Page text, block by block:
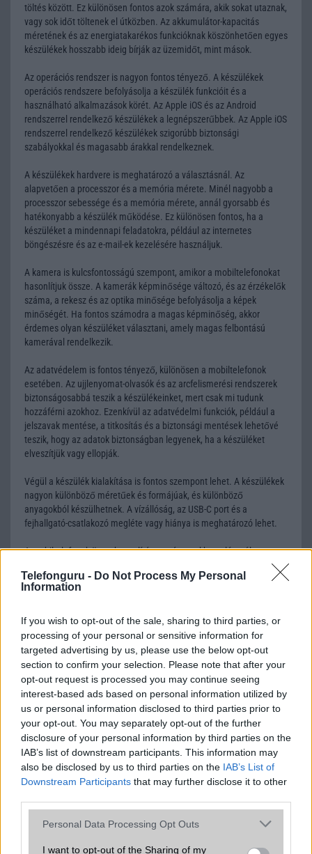
Telefonguru - Do Not Process My Personal
Information
If you wish to opt-out of the sale, sharing to third parties, or
processing of your personal or sensitive information for
targeted advertising by us, please use the below opt-out
section to confirm your selection. Please note that after your
opt-out request is processed you may continue seeing
interest-based ads based on personal information utilized by
us or personal information disclosed to third parties prior to
your opt-out. You may separately opt-out of the further
disclosure of your personal information by third parties on the
IAB’s list of downstream participants. This information may
also be disclosed by us to third parties on the IAB’s List of
Downstream Participants that may further disclose it to other
Please note that this website/app uses one or more Google
not limited to your visit or usage behaviour. You may click to
Personal Data Processing Opt Outs
I want to opt-out of the Sharing of my
töltés között. Ez különösen fontos azok számára, akik sokat utaznak,
vagy sok időt töltenek el útközben. Az akkumulátor-kapacitás
méretének és az energiatakarékos funkcióknak köszönhetően egyes
készülékek hosszabb ideig bírják az üzemidőt, mint mások.
Az operációs rendszer is nagyon fontos tényező. A készülékek
operációs rendszere befolyásolja a készülék funkcióit és a
használható alkalmazások körét. Az Apple iOS és az Android
rendszerrel rendelkező készülékek a legnépszerűbbek. Az Apple iOS
rendszerrel rendelkező készülékek szigorúbb biztonsági
szabályokkal és magasabb árakkal rendelkeznek.
A készülékek hardvere is meghatározó a választásnál. Az
alapvetően a processzor és a memória mérete. Minél nagyobb a
processzor sebessége és a memória mérete, annál gyorsabb és
hatékonyabb a készülék működése. Ez különösen fontos, ha a
készüléket a mindennapi feladatokra, például az internetes
böngészésre és az e-mail-ek kezelésére használjuk.
A kamera is kulcsfontosságú szempont, amikor a mobiltelefonokat
hasonlítjuk össze. A kamerák képminősége változó, és az érzékelők
száma, a rekesz és az optika minősége befolyásolja a képek
minőségét. Ha fontos számodra a magas képminőség, akkor
érdemes olyan készüléket választani, amely magas felbontású
kamerával rendelkezik.
Az adatvédelem is fontos tényező, különösen a mobiltelefonok
esetében. Az ujjlenyomat-olvasók és az arcfelismerési rendszerek
biztonságosabbá teszik a készülékeinket, mert csak mi tudunk
hozzáférni azokhoz. Ezenkívül az adatvédelmi funkciók, például a
jelszavak mentése, a titkosítás és a biztonsági mentések lehetővé
teszik, hogy az adatok biztonságban legyenek, ha a készüléket
elveszítjük vagy ellopják.
Végül a készülék kialakítása is fontos szempont lehet. A készülékek
nagyon különböző méretűek és formájúak, és különböző
anyagokból készülhetnek. A vízállóság, az USB-C port és a
fejhallgató-csatlakozó megléte vagy hiánya is meghatározó lehet.
A mobiltelefonok összehasonlítása az ár, az akkumulátor-élettartam,
az operációs rendszer, a hardver, a kamera, az adatvédelem és a
kialakítás szempontjából döntő fontosságú lehet. Ezek a
szempontok kritikusak ahhoz, hogy megtaláljuk azokat a
elvárásainknak.
Végül azt is fontos tudni, hogy a mobiltelefonok összehasonlítása
során minden felhasználó egyéni preferenciákkal rendelkezik, így a
választásuk eltérhet. Azonban azok, akik számára fontos a nagyobb
kijelző, hosszabb üzemidő, hatékony
MOBILTELEFON MÁRKÁK
Apple
Honor
Huawei